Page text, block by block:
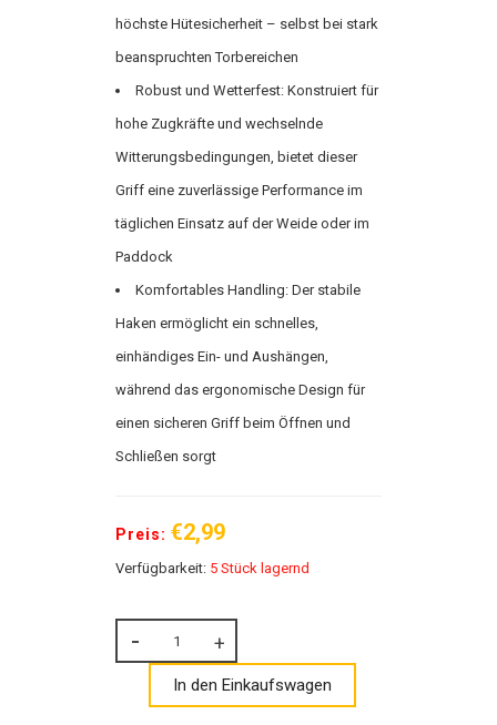
höchste Hütesicherheit – selbst bei stark
beanspruchten Torbereichen
Robust und Wetterfest: Konstruiert für
hohe Zugkräfte und wechselnde
Witterungsbedingungen, bietet dieser
Griff eine zuverlässige Performance im
täglichen Einsatz auf der Weide oder im
Paddock
Komfortables Handling: Der stabile
Haken ermöglicht ein schnelles,
einhändiges Ein- und Aushängen,
während das ergonomische Design für
einen sicheren Griff beim Öffnen und
Schließen sorgt
Preis: €2,99
Verfügbarkeit: 5 Stück lagernd
In den Einkaufswagen